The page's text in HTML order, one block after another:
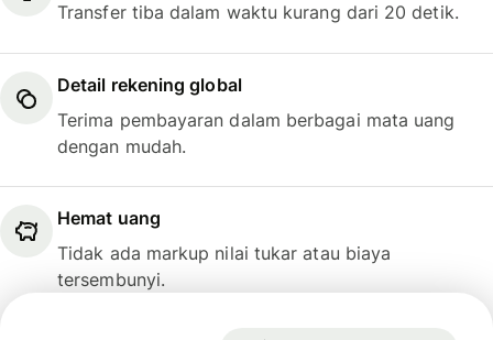
Transfer tiba dalam waktu kurang dari 20 detik.
Detail rekening global
Terima pembayaran dalam berbagai mata uang
dengan mudah.
Hemat uang
Tidak ada markup nilai tukar atau biaya
tersembunyi.